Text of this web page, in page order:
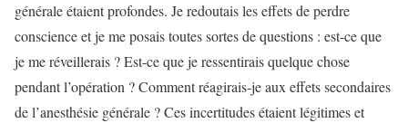
générale étaient profondes. Je redoutais les effets de perdre
conscience et je me posais toutes sortes de questions : est-ce que
je me réveillerais ? Est-ce que je ressentirais quelque chose
pendant l’opération ? Comment réagirais-je aux effets secondaires
de l’anesthésie générale ? Ces incertitudes étaient légitimes et